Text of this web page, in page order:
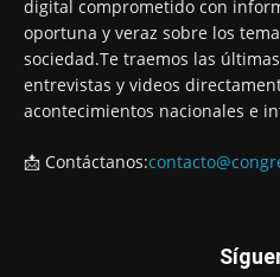
digital comprometido con
oportuna y veraz sobre los
sociedad.Te traemos las
entrevistas y videos
acontecimientos nacionales e
📩 Contáctanos: